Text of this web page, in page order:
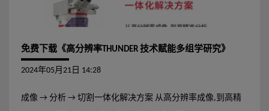
免费下载《高分辨率THUNDER 技术赋能多组学研究》
2024年05月21日 14:28
成像 → 分析 → 切割一体化解决方案 从高分辨率成像,到高精